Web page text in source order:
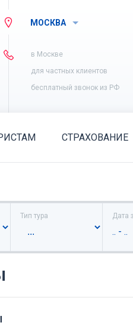
МОСКВА
в Москве
для частных клиентов
бесплатный звонок из РФ
СТРАХОВАНИЕ
Тип тура
.. - ..
Дата